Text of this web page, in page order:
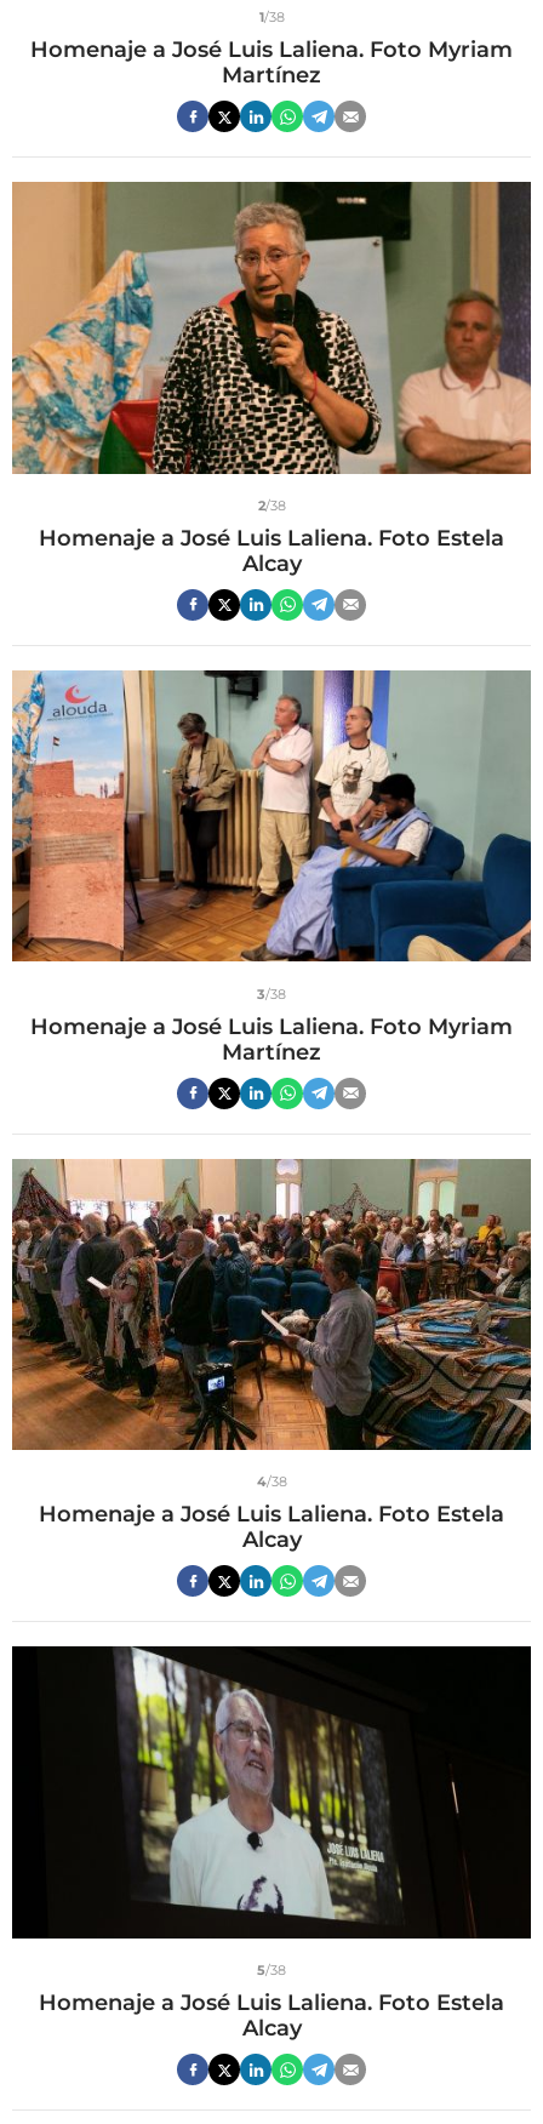
1/38
Homenaje a José Luis Laliena. Foto Myriam
Martínez
2/38
Homenaje a José Luis Laliena. Foto Estela
Alcay
3/38
Homenaje a José Luis Laliena. Foto Myriam
Martínez
4/38
Homenaje a José Luis Laliena. Foto Estela
Alcay
5/38
Homenaje a José Luis Laliena. Foto Estela
Alcay